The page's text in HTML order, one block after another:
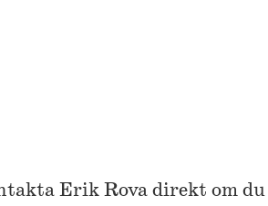
Erik Rova direkt om